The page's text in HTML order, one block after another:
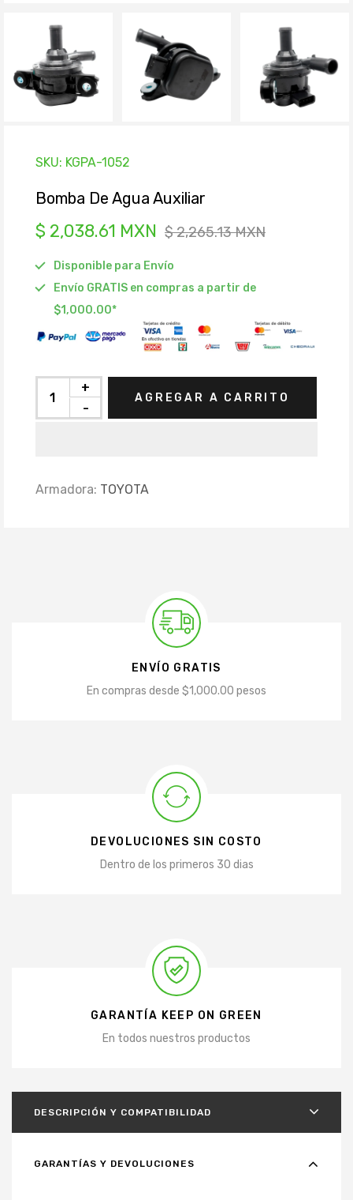
SKU: KGPA-1052
Bomba De Agua Auxiliar
$ 2,265.13 MXN
$ 2,038.61 MXN
Disponible para Envío
Envío GRATIS en compras a partir de
$1,000.00*
-
+
AGREGAR A CARRITO
Armadora: TOYOTA
ENVÍO GRATIS
En compras desde $1,000.00 pesos
DEVOLUCIONES SIN COSTO
Dentro de los primeros 30 dias
GARANTÍA KEEP ON GREEN
En todos nuestros productos
DESCRIPCIÓN Y COMPATIBILIDAD
GARANTÍAS Y DEVOLUCIONES